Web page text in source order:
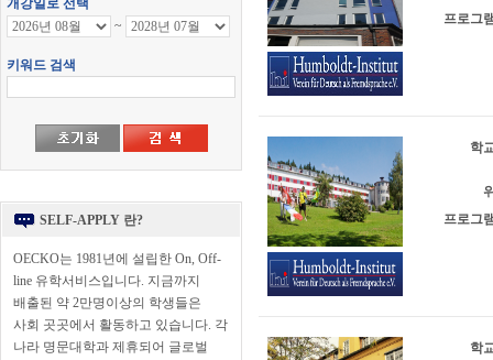
SELF-APPLY 란?
OECKO는 1981년에 설립한 On, Off-
line 유학서비스입니다. 지금까지
배출된 약 2만명이상의 학생들은
사회 곳곳에서 활동하고 있습니다. 각
나라 명문대학과 제휴되어 글로벌
프로그
학
프로그
학